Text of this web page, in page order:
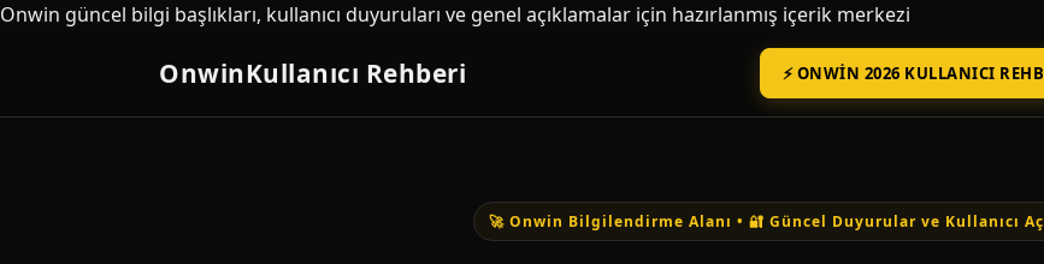
Onwin güncel bilgi başlıkları, kullanıcı duyuruları ve genel açıklamalar için hazırlanmış içerik merkezi
OnwinKullanıcı Rehberi ⚡ ONWIN 2026 KULLANICI
🚀 Onwin Bilgilendirme Alanı • 🔐 Güncel Duyurular ve Kullanıcı